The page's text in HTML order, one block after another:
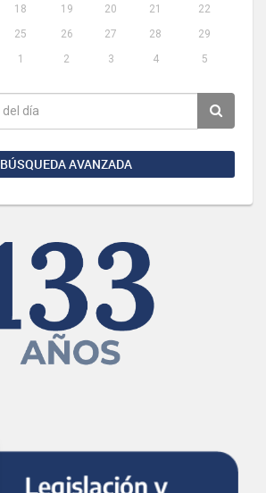
18 19 20 21
22
25 26 27 28
29
1 2 3 4 5
BÚSQUEDA AVANZADA